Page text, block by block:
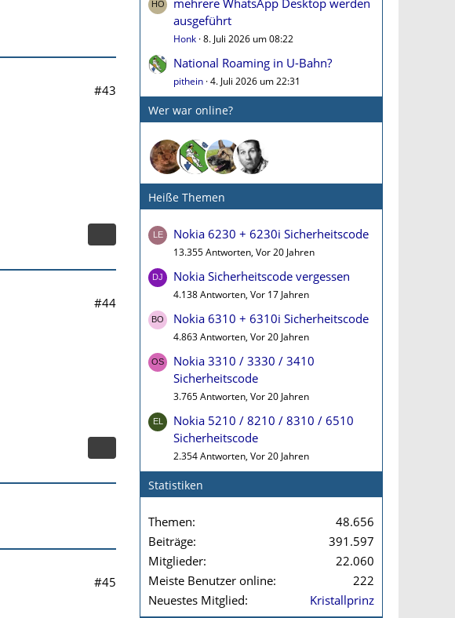
#43
#44
#45
mehrere WhatsApp Desktop werden
ausgeführt
Honk 8. Juli 2026 um 08:22
National Roaming in U-Bahn?
pithein 4. Juli 2026 um 22:31
Wer war online?
Heiße Themen
Nokia 6230 + 6230i Sicherheitscode
13.355 Antworten, Vor 20 Jahren
Nokia Sicherheitscode vergessen
4.138 Antworten, Vor 17 Jahren
Nokia 6310 + 6310i Sicherheitscode
4.863 Antworten, Vor 20 Jahren
Nokia 3310 / 3330 / 3410
Sicherheitscode
3.765 Antworten, Vor 20 Jahren
Nokia 5210 / 8210 / 8310 / 6510
Sicherheitscode
2.354 Antworten, Vor 20 Jahren
Statistiken
Themen
48.656
Beiträge
391.597
Mitglieder
22.060
Meiste Benutzer online
222
Neuestes Mitglied
Kristallprinz